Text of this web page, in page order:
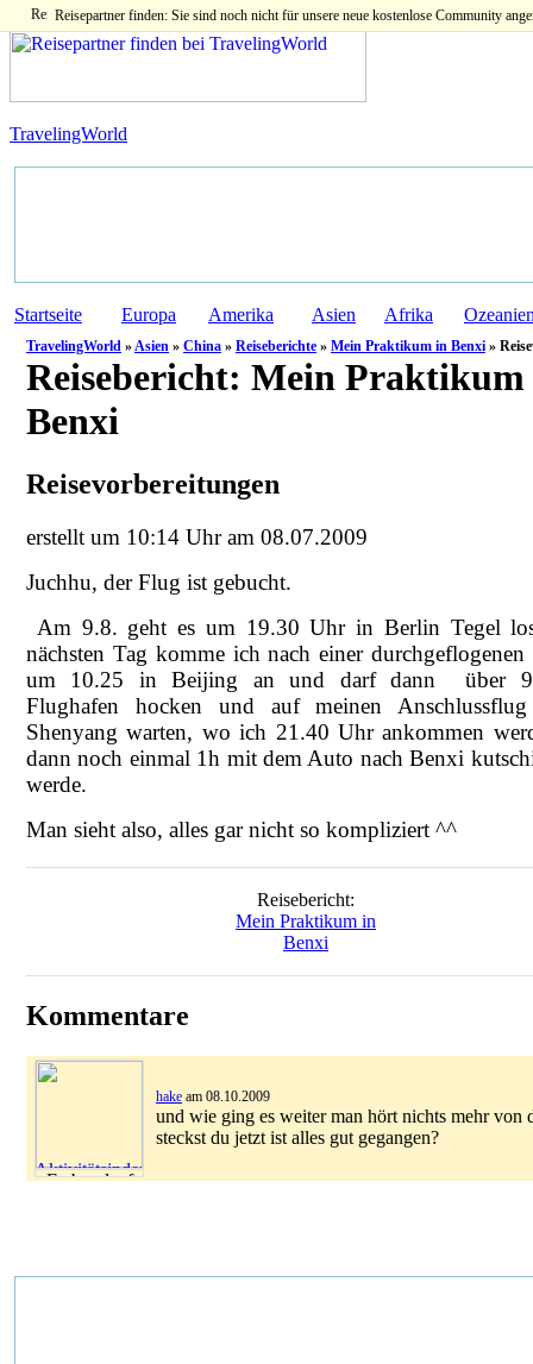
Reisepartner finden: Sie sind noch nicht für unsere neue kostenlose Community
TravelingWorld
Startseite Europa Amerika Asien Afrika
TravelingWorld »Asien » China » Reiseberichte » Mein Praktikum in Benxi »
Reisebericht: Mein Praktikum
Benxi
Reisevorbereitungen
erstellt um 10:14 Uhr am 08.07.2009
Juchhu, der Flug ist gebucht.
Am 9.8. geht es um 19.30 Uhr in Berlin Tegel
nächsten Tag komme ich nach einer durchgeflogenen
um 10.25 in Beijing an und darf dann über
Flughafen hocken und auf meinen
Shenyang warten, wo ich 21.40 Uhr ankommen
dann noch einmal 1h mit dem Auto nach Benxi
werde.
Man sieht also, alles gar nicht so kompliziert ^^
Reisebericht:
Mein Praktikum in
Benxi
Kommentare
hake am 08.10.2009
und wie ging es weiter man hört nichts mehr von
steckst du jetzt ist alles gut gegangen?